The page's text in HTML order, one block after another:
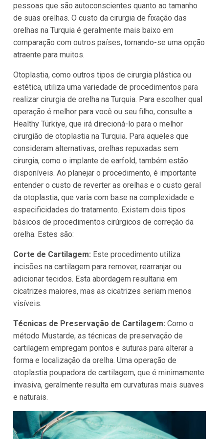
pessoas que são autoconscientes quanto ao tamanho
de suas orelhas. O custo da cirurgia de fixação das
orelhas na Turquia é geralmente mais baixo em
comparação com outros países, tornando-se uma opção
atraente para muitos.
Otoplastia, como outros tipos de cirurgia plástica ou
estética, utiliza uma variedade de procedimentos para
realizar cirurgia de orelha na Turquia. Para escolher qual
operação é melhor para você ou seu filho, consulte a
Healthy Türkiye, que irá direcioná-lo para o melhor
cirurgião de otoplastia na Turquia. Para aqueles que
consideram alternativas, orelhas repuxadas sem
cirurgia, como o implante de earfold, também estão
disponíveis. Ao planejar o procedimento, é importante
entender o custo de reverter as orelhas e o custo geral
da otoplastia, que varia com base na complexidade e
especificidades do tratamento. Existem dois tipos
básicos de procedimentos cirúrgicos de correção da
orelha. Estes são:
Corte de Cartilagem: Este procedimento utiliza
incisões na cartilagem para remover, rearranjar ou
adicionar tecidos. Esta abordagem resultaria em
cicatrizes maiores, mas as cicatrizes seriam menos
visíveis.
Técnicas de Preservação de Cartilagem: Como o
método Mustarde, as técnicas de preservação de
cartilagem empregam pontos e suturas para alterar a
forma e localização da orelha. Uma operação de
otoplastia poupadora de cartilagem, que é minimamente
invasiva, geralmente resulta em curvaturas mais suaves
e naturais.